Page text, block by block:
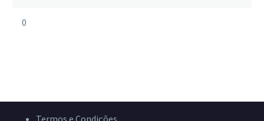
0
Termos e Condições